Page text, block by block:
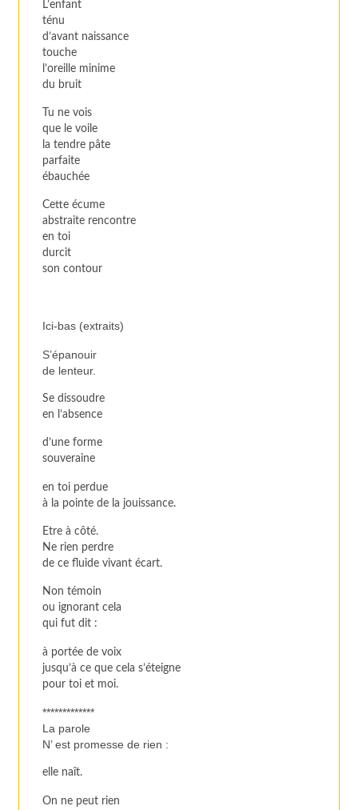
L’enfant
ténu
d’avant naissance
touche
l’oreille minime
du bruit
Tu ne vois
que le voile
la tendre pâte
parfaite
ébauchée
Cette écume
abstraite rencontre
en toi
durcit
son contour
Ici-bas (extraits)
S’épanouir
de lenteur.
Se dissoudre
en l’absence
d’une forme
souveraine
en toi perdue
à la pointe de la jouissance.
Etre à côté.
Ne rien perdre
de ce fluide vivant écart.
Non témoin
ou ignorant cela
qui fut dit :
à portée de voix
jusqu’à ce que cela s’éteigne
pour toi et moi.
*************
La parole
N’ est promesse de rien :
elle naît.
On ne peut rien